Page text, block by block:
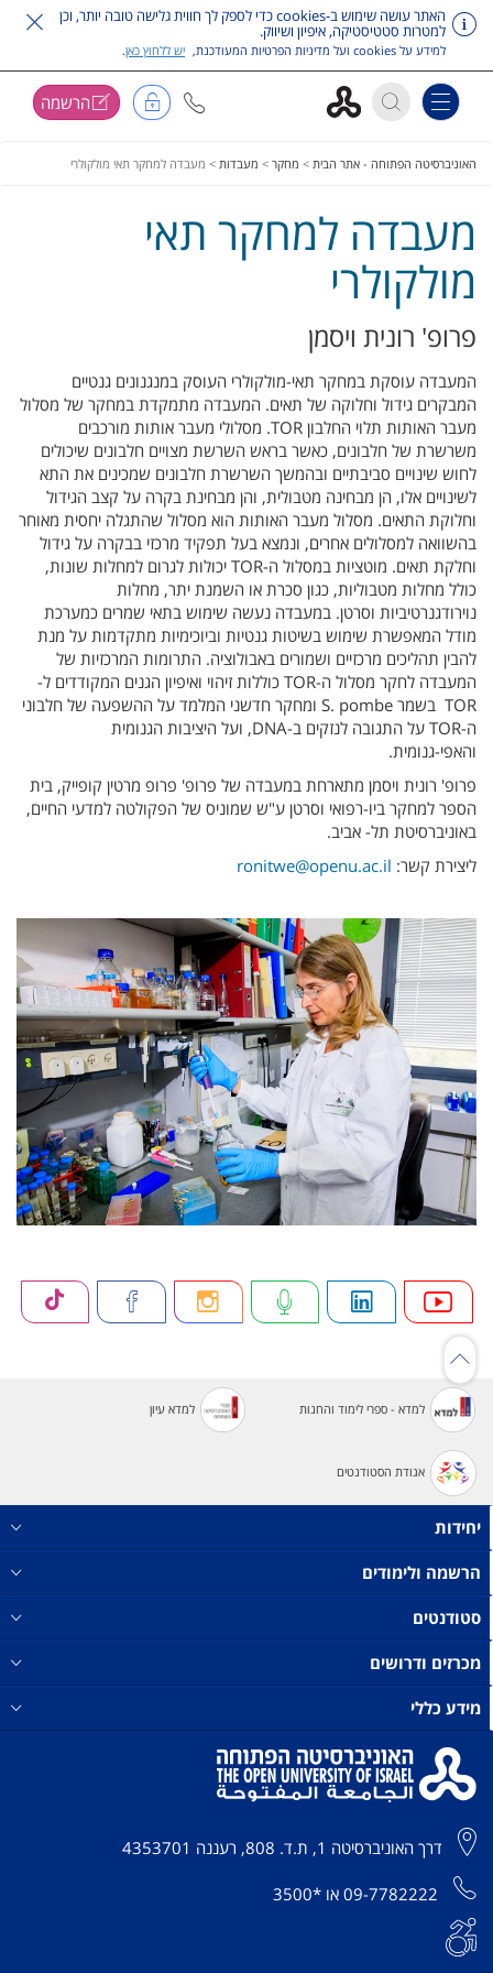
האתר עושה שימוש ב-cookies כדי לספק לך חווית גלישה טובה יותר, וכן
למטרות סטטיסטיקה, איפיון ושיווק.
למידע על cookies ועל מדיניות הפרטיות המעודכנת, יש ללחוץ כאן.
Toggle navigation הרשמה
האוניברסיטה הפתוחה - אתר הבית > מחקר > מעבדות > מעבדה למחקר תאי מולקולרי
מעבדה למחקר תאי
מולקולרי
פרופ' רונית ויסמן
המעבדה עוסקת במחקר תאי-מולקולרי העוסק במנגנונים גנטיים
המבקרים גידול וחלוקה של תאים. המעבדה מתמקדת במחקר של מסלול
מעבר האותות תלוי החלבון TOR. מסלולי מעבר אותות מורכבים
משרשרת של חלבונים, כאשר בראש השרשת מצויים חלבונים שיכולים
לחוש שינויים סביבתיים ובהמשך השרשרת חלבונים שמכינים את התא
לשינויים אלו, הן מבחינה מטבולית, והן מבחינת בקרה על קצב הגידול
וחלוקת התאים. מסלול מעבר האותות הוא מסלול שהתגלה יחסית מאוחר
בהשוואה למסלולים אחרים, ונמצא בעל תפקיד מרכזי בבקרה על גידול
וחלקת תאים. מוטציות במסלול ה-TOR יכולות לגרום למחלות שונות,
כולל מחלות מטבוליות, כגון סכרת או השמנת יתר, מחלות
נוירודגנרטיביות וסרטן. במעבדה נעשה שימוש בתאי שמרים כמערכת
מודל המאפשרת שימוש בשיטות גנטיות וביוכימיות מתקדמות על מנת
להבין תהליכים מרכזיים ושמורים באבולוציה. התרומות המרכזיות של
המעבדה לחקר מסלול ה-TOR כוללות זיהוי ואיפיון הגנים המקודדים ל-
TOR בשמר S. pombe ומחקר חדשני המלמד על ההשפעה של חלבוני
ה-TOR על התגובה לנזקים ב-DNA, ועל היציבות הגנומית
והאפי-גנומית.
פרופ' רונית ויסמן מתארחת במעבדה של פרופ' פרופ מרטין קופייק, בית
הספר למחקר ביו-רפואי וסרטן ע"ש שמוניס של הפקולטה למדעי החיים,
באוניברסיטת תל- אביב.
ליצירת קשר: ronitwe@openu.ac.il
למדא - ספרי לימוד והחנות למדא עיון
אגודת הסטודנטים
יחידות
הרשמה ולימודים
סטודנטים
מכרזים ודרושים
מידע כללי
דרך האוניברסיטה 1, ת.ד. 808, רעננה 4353701
09-7782222 או *3500